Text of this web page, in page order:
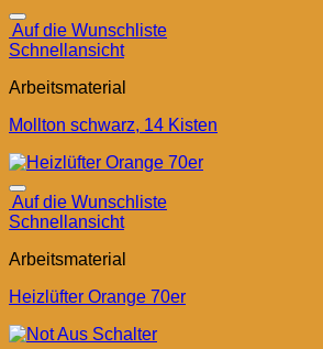
Auf die Wunschliste
Schnellansicht
Arbeitsmaterial
Mollton schwarz, 14 Kisten
Auf die Wunschliste
Schnellansicht
Arbeitsmaterial
Heizlüfter Orange 70er